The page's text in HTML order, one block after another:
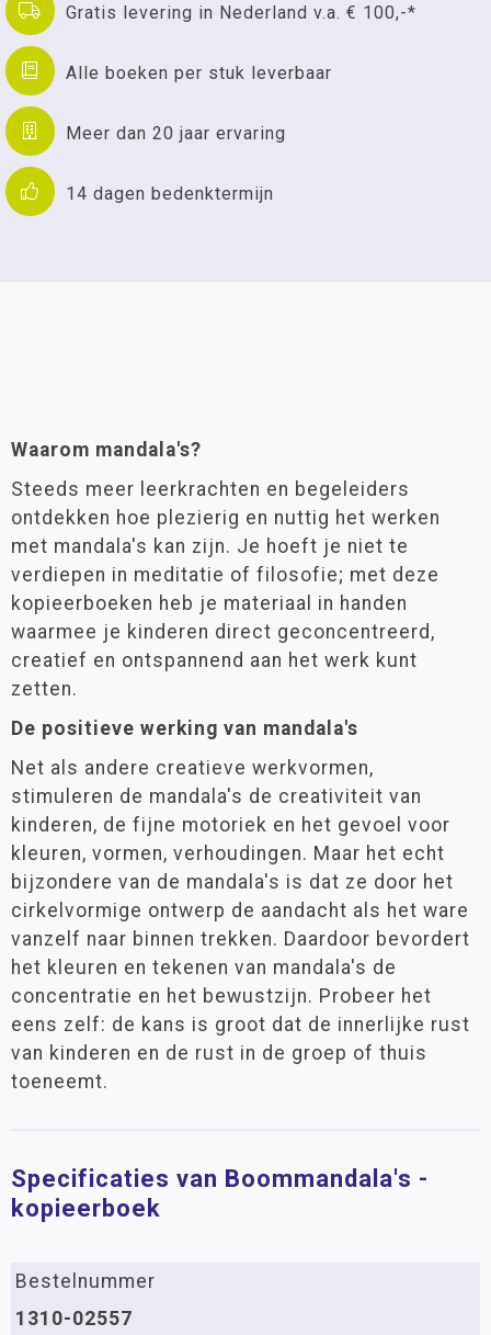
Gratis levering in Nederland v.a. € 100,-*
Alle boeken per stuk leverbaar
Meer dan 20 jaar ervaring
14 dagen bedenktermijn
Waarom mandala's?
Steeds meer leerkrachten en begeleiders
ontdekken hoe plezierig en nuttig het werken
met mandala's kan zijn. Je hoeft je niet te
verdiepen in meditatie of filosofie; met deze
kopieerboeken heb je materiaal in handen
waarmee je kinderen direct geconcentreerd,
creatief en ontspannend aan het werk kunt
zetten.
De positieve werking van mandala's
Net als andere creatieve werkvormen,
stimuleren de mandala's de creativiteit van
kinderen, de fijne motoriek en het gevoel voor
kleuren, vormen, verhoudingen. Maar het echt
bijzondere van de mandala's is dat ze door het
cirkelvormige ontwerp de aandacht als het ware
vanzelf naar binnen trekken. Daardoor bevordert
het kleuren en tekenen van mandala's de
concentratie en het bewustzijn. Probeer het
eens zelf: de kans is groot dat de innerlijke rust
van kinderen en de rust in de groep of thuis
toeneemt.
Specificaties van Boommandala's -
kopieerboek
Bestelnummer
1310-02557